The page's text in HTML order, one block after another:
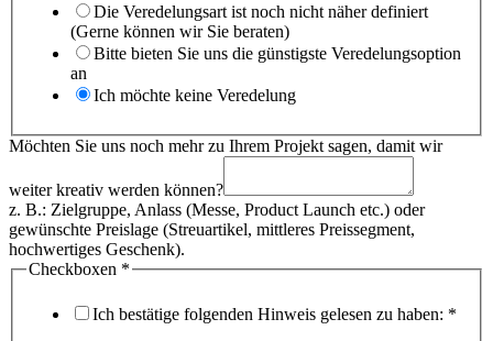
Die Veredelungsart ist noch nicht näher definiert
(Gerne können wir Sie beraten)
Bitte bieten Sie uns die günstigste Veredelungsoption
an
Ich möchte keine Veredelung
Möchten Sie uns noch mehr zu Ihrem Projekt sagen, damit wir
weiter kreativ werden können?
z. B.: Zielgruppe, Anlass (Messe, Product Launch etc.) oder
gewünschte Preislage (Streuartikel, mittleres Preissegment,
hochwertiges Geschenk).
Checkboxen *
Ich bestätige folgenden Hinweis gelesen zu haben: *